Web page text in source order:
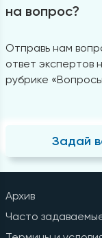
на вопрос?
Отправь нам
ответ экспертов
рубрике
Задай
Архив
Часто